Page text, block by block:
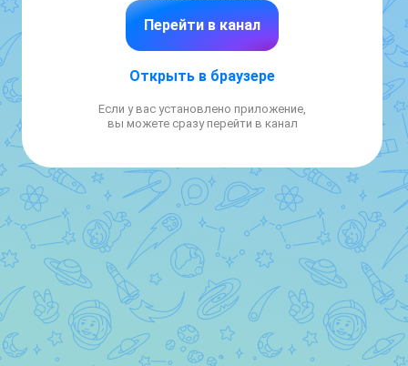
Перейти в канал
Открыть в браузере
Если у вас установлено приложение,
вы можете сразу перейти в канал